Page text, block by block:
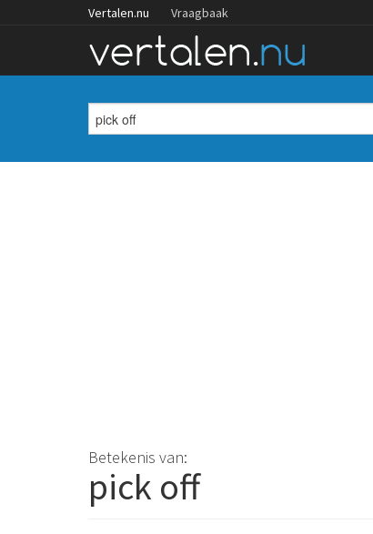
Vertalen.nu Vraagbaak
Betekenis van:
pick off